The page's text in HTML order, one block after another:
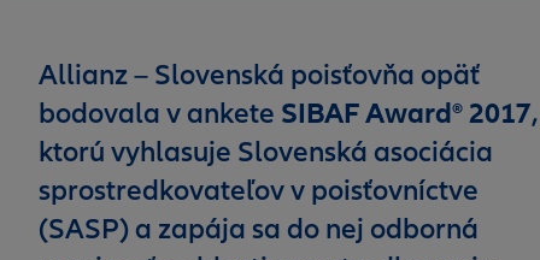
Allianz – Slovenská poisťovňa opäť
bodovala v ankete SIBAF Award® 2017,
ktorú vyhlasuje Slovenská asociácia
sprostredkovateľov v poisťovníctve
(SASP) a zapája sa do nej odborná